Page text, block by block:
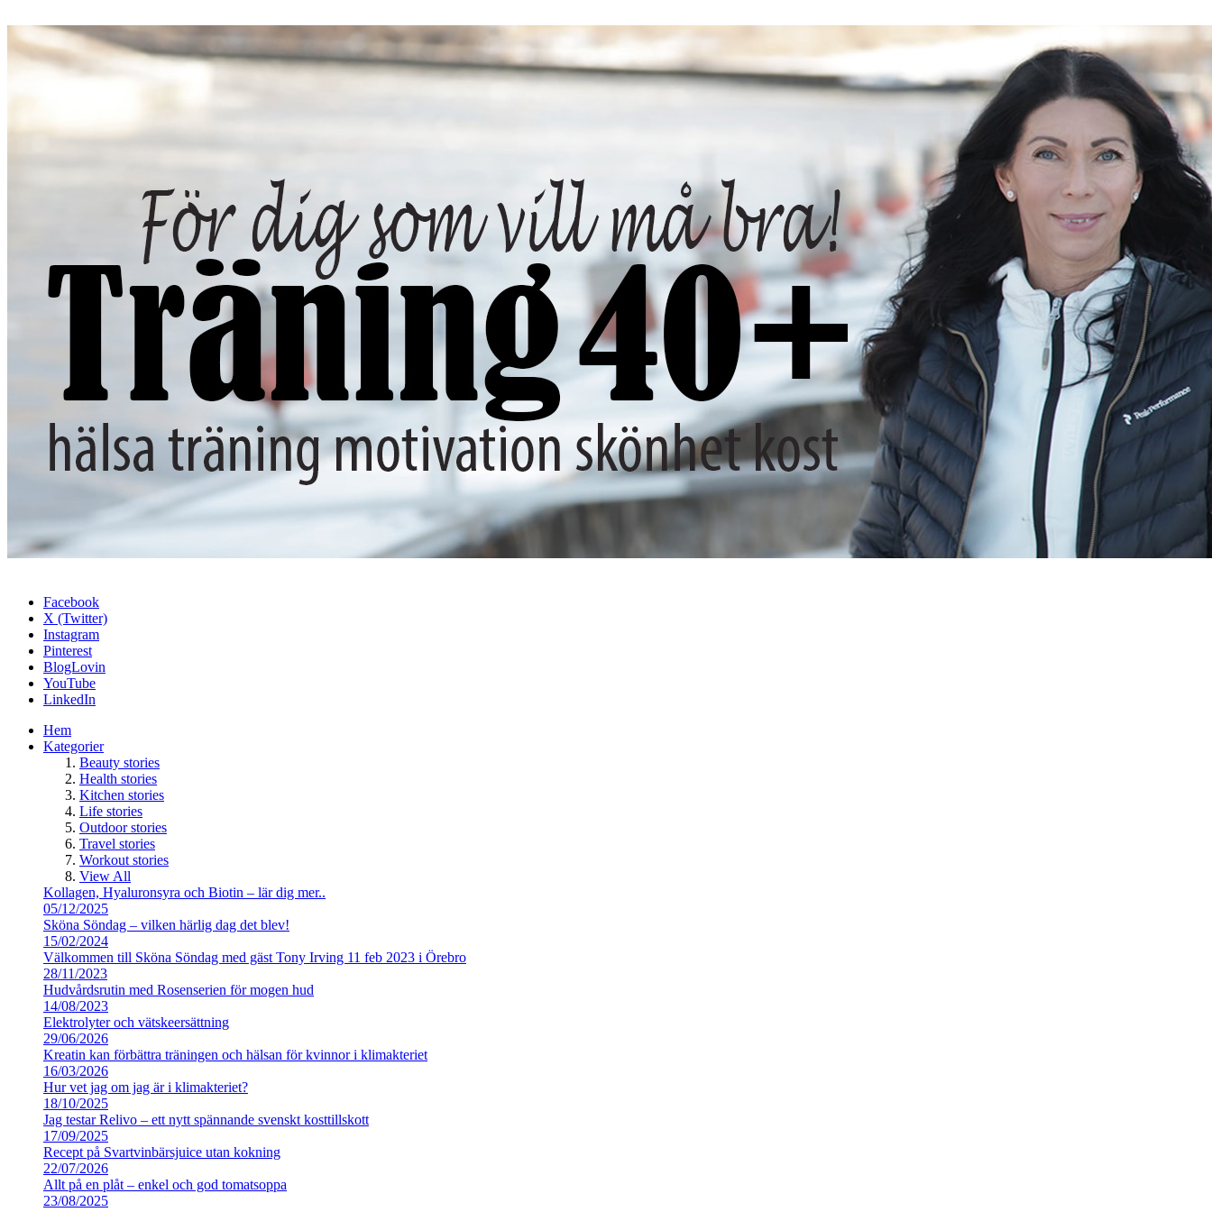
Facebook
X (Twitter)
Instagram
Pinterest
BlogLovin
YouTube
LinkedIn
Hem
Kategorier
Beauty stories
Health stories
Kitchen stories
Life stories
Outdoor stories
Travel stories
Workout stories
View All
Kollagen, Hyaluronsyra och Biotin – lär dig mer..
05/12/2025
Sköna Söndag – vilken härlig dag det blev!
15/02/2024
Välkommen till Sköna Söndag med gäst Tony Irving 11 feb 2023 i Örebro
28/11/2023
Hudvårdsrutin med Rosenserien för mogen hud
14/08/2023
Elektrolyter och vätskeersättning
29/06/2026
Kreatin kan förbättra träningen och hälsan för kvinnor i klimakteriet
16/03/2026
Hur vet jag om jag är i klimakteriet?
18/10/2025
Jag testar Relivo – ett nytt spännande svenskt kosttillskott
17/09/2025
Recept på Svartvinbärsjuice utan kokning
22/07/2026
Allt på en plåt – enkel och god tomatsoppa
23/08/2025